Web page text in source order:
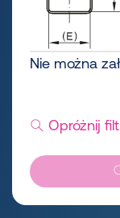
Nie można
Opróżnij